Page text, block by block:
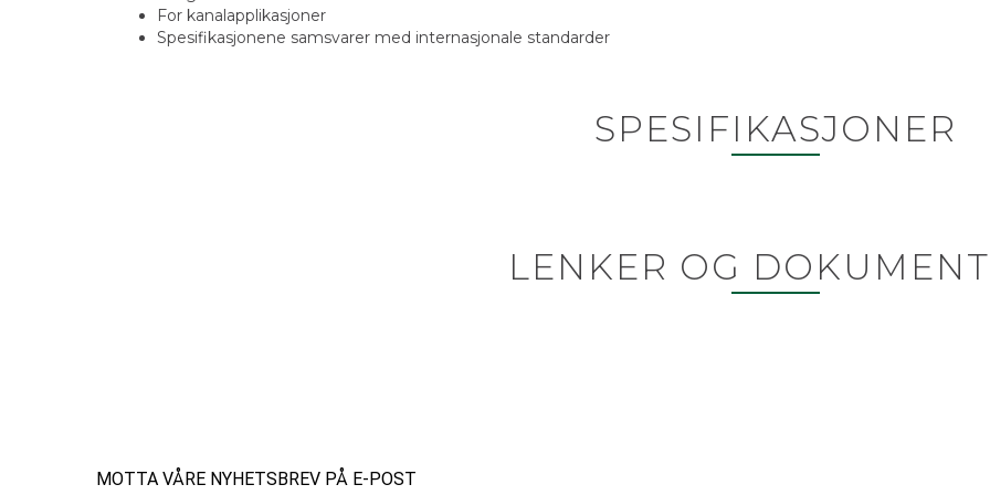
For kanalapplikasjoner
Spesifikasjonene samsvarer med internasjonale standarder
SPESIFIKASJONER
LENKER OG
MOTTA VÅRE NYHETSBREV PÅ E-POST